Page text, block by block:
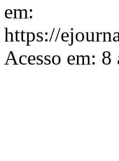
em:
https://
Acesso em: 8